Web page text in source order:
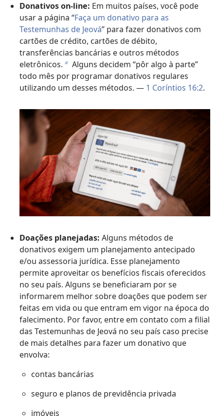
Donativos on-line: Em muitos países, você pode
usar a página “Faça um donativo para as
Testemunhas de Jeová” para fazer donativos com
cartões de crédito, cartões de débito,
transferências bancárias e outros métodos
eletrônicos. b Alguns decidem “pôr algo à parte”
todo mês por programar donativos regulares
utilizando um desses métodos. — 1 Coríntios 16:2.
Doações planejadas: Alguns métodos de
donativos exigem um planejamento antecipado
e/ou assessoria jurídica. Esse planejamento
permite aproveitar os benefícios fiscais oferecidos
no seu país. Alguns se beneficiaram por se
informarem melhor sobre doações que podem ser
feitas em vida ou que entram em vigor na época do
falecimento. Por favor, entre em contato com a filial
das Testemunhas de Jeová no seu país caso precise
de mais detalhes para fazer um donativo que
envolva:
contas bancárias
seguro e planos de previdência privada
imóveis